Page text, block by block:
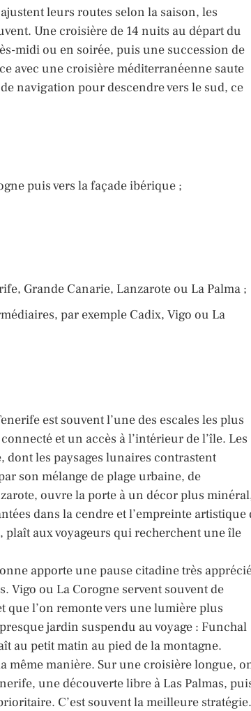
leurs routes selon la saison, les
Une croisière de 14 nuits au départ du
midi ou en soirée, puis une succession de
avec une croisière méditerranéenne saute
navigation pour descendre vers le sud, ce
puis vers la façade ibérique ;
Grande Canarie, Lanzarote ou La Palma ;
par exemple Cadix, Vigo ou La
est souvent l’une des escales les plus
et un accès à l’intérieur de l’île. Les
les paysages lunaires contrastent
son mélange de plage urbaine, de
ouvre la porte à un décor plus
dans la cendre et l’empreinte artistique
plaît aux voyageurs qui recherchent une île
apporte une pause citadine très
Vigo ou La Corogne servent souvent de
l’on remonte vers une lumière plus
jardin suspendu au voyage : Funchal
au petit matin au pied de la montagne.
même manière. Sur une croisière longue,
une découverte libre à Las Palmas,
C’est souvent la meilleure stratégie.